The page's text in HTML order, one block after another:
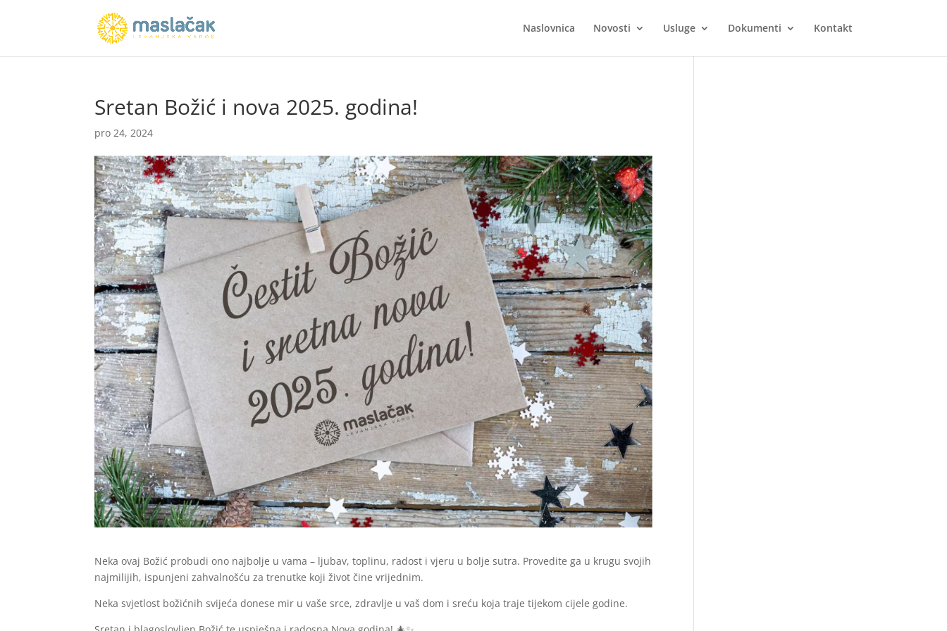
Naslovnica Novosti Usluge Dokumenti Kontakt
Sretan Božić i nova 2025. godina!
pro 24, 2024
Neka ovaj Božić probudi ono najbolje u vama – ljubav, toplinu, radost i vjeru u bolje sutra. Provedite ga u krugu svojih
najmilijih, ispunjeni zahvalnošću za trenutke koji život čine vrijednim.
Neka svjetlost božićnih svijeća donese mir u vaše srce, zdravlje u vaš dom i sreću koja traje tijekom cijele godine.